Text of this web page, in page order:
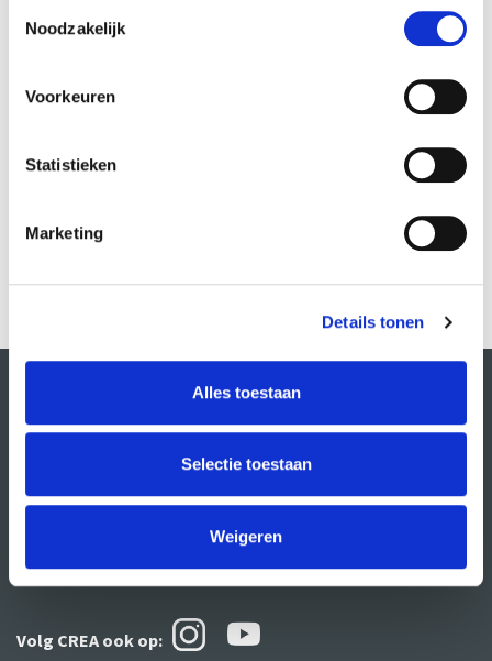
Noodzakelijk
Voorkeuren
Statistieken
Marketing
Details tonen
Alles toestaan
Selectie toestaan
Weigeren
MEER INFO
Volg CREA ook op: